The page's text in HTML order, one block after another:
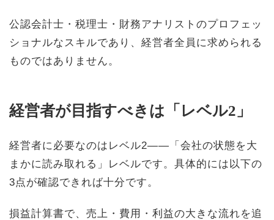
公認会計士・税理士・財務アナリストのプロフェッ
ショナルなスキルであり、経営者全員に求められる
ものではありません。
経営者が目指すべきは「レベル2」
経営者に必要なのはレベル2——「会社の状態を大
まかに読み取れる」レベルです。具体的には以下の
3点が確認できれば十分です。
損益計算書で、売上・費用・利益の大きな流れを追